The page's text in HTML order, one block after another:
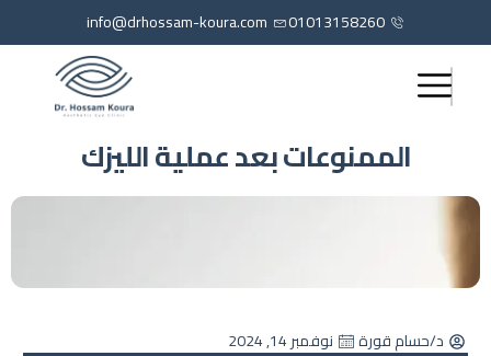
01013158260
info@drhossam-koura.com
الممنوعات بعد عملية الليزك
د/حسام قورة نوفمبر 14, 2024